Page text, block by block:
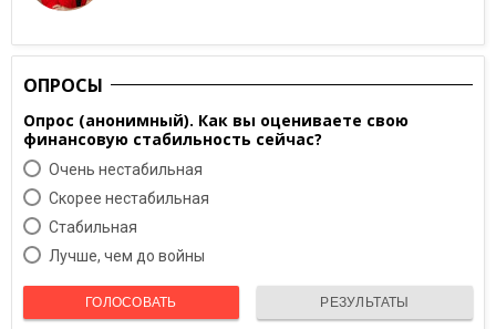
ОПРОСЫ
Опрос (анонимный). Как вы оцениваете свою
финансовую стабильность сейчас?
Очень нестабильная
Скорее нестабильная
Cтабильная
Лучше, чем до войны
ГОЛОСОВАТЬ РЕЗУЛЬТАТЫ